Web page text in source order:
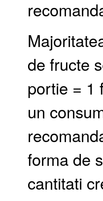
de fructe
portie = 1
un
forma de
cantitati